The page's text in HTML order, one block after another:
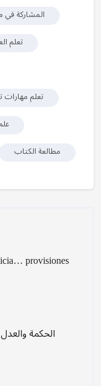
المشاركة في
تعلم
تعلم مهارات
مطالعة الكتاب
provisiones
الحكمة